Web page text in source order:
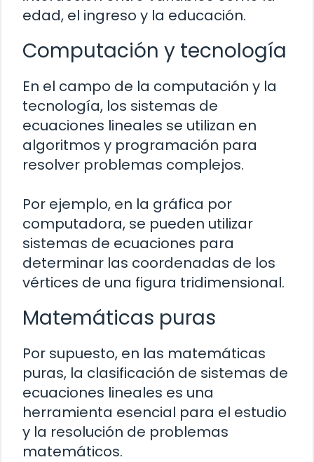
edad, el ingreso y la educación.
Computación y tecnología
En el campo de la computación y la
tecnología, los sistemas de
ecuaciones lineales se utilizan en
algoritmos y programación para
resolver problemas complejos.
Por ejemplo, en la gráfica por
computadora, se pueden utilizar
sistemas de ecuaciones para
determinar las coordenadas de los
vértices de una figura tridimensional.
Matemáticas puras
Por supuesto, en las matemáticas
puras, la clasificación de sistemas de
ecuaciones lineales es una
herramienta esencial para el estudio
y la resolución de problemas
matemáticos.